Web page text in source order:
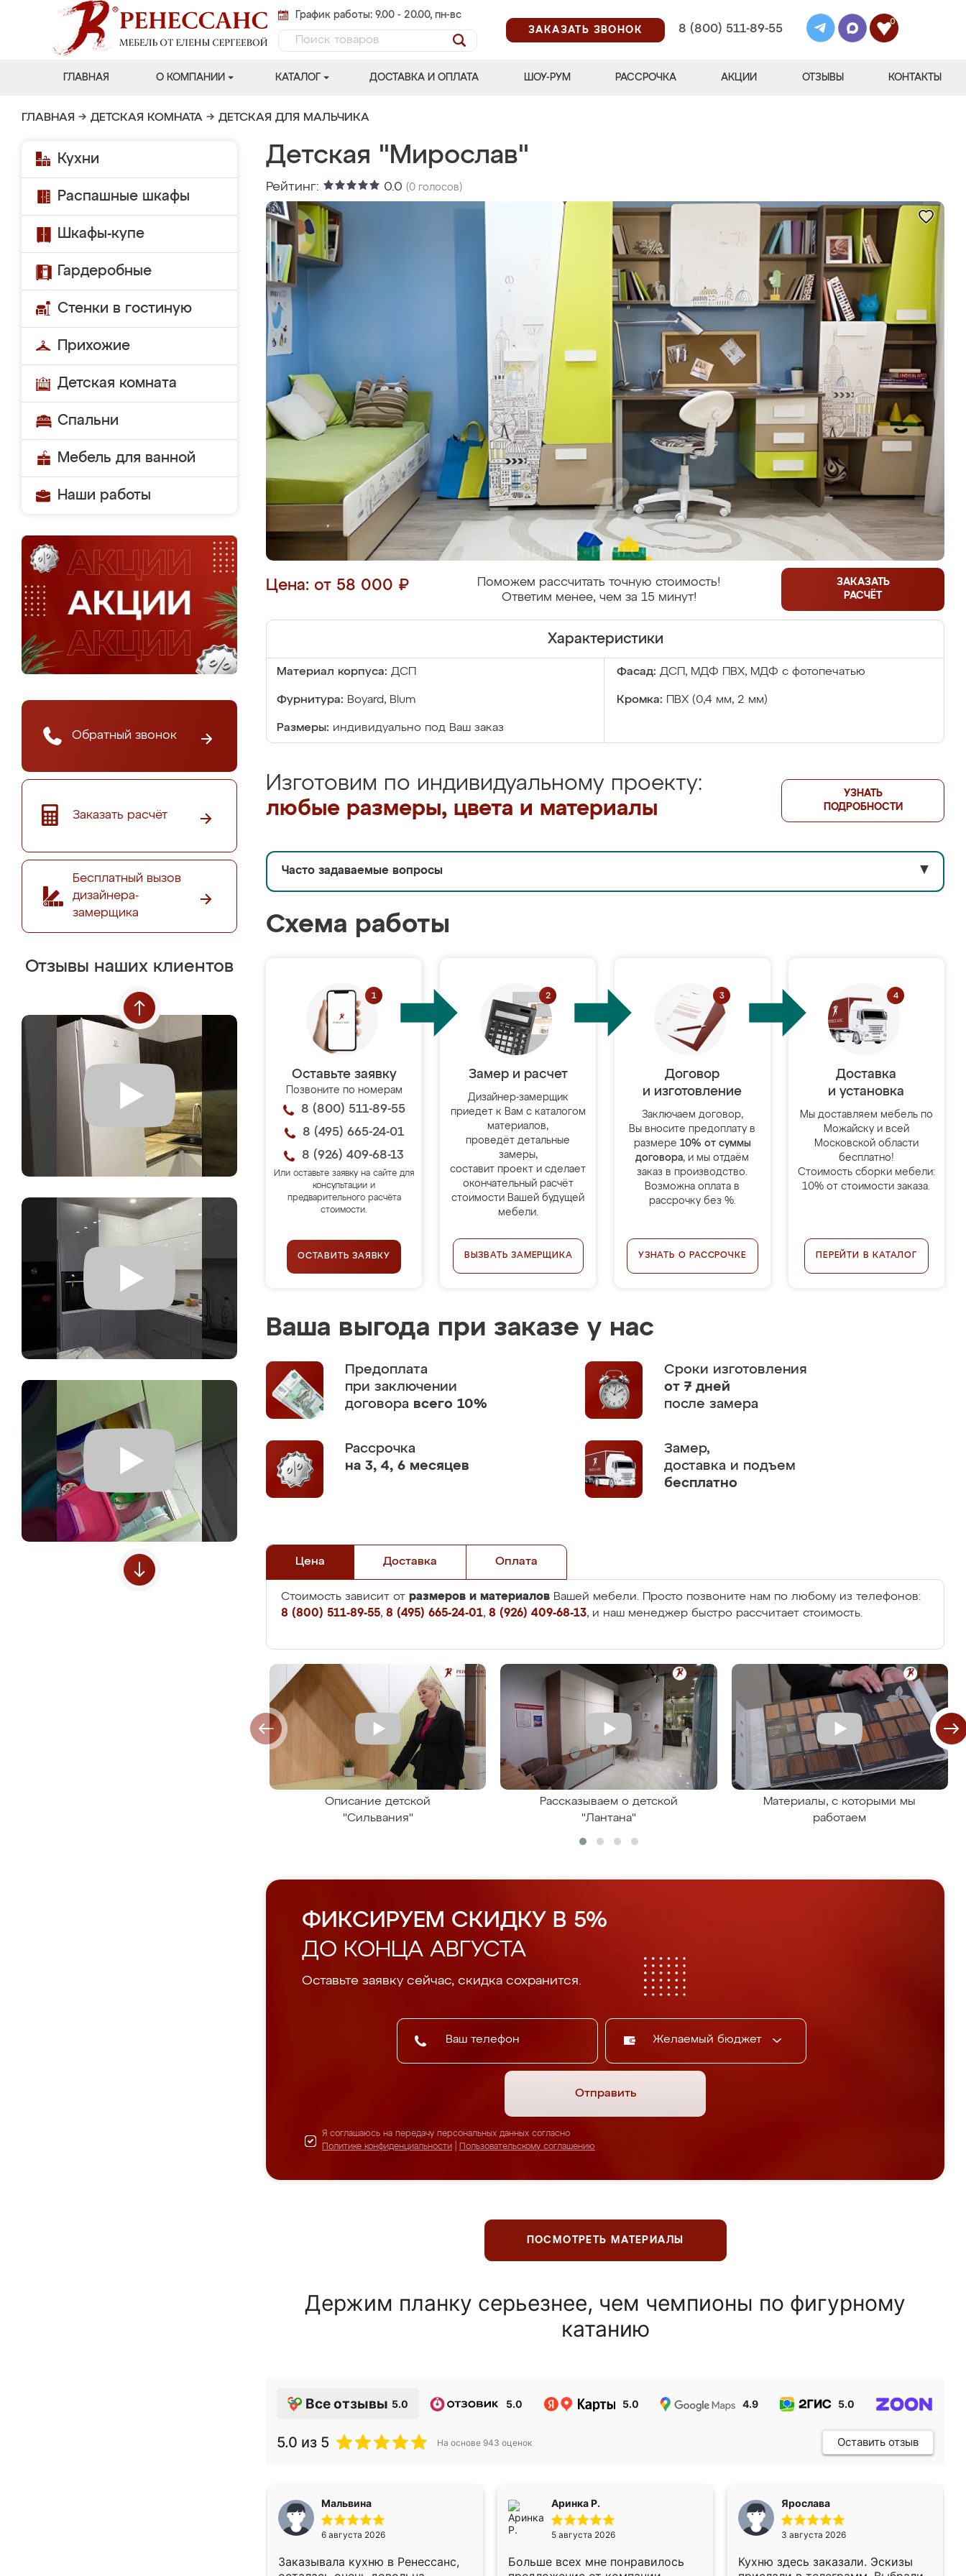
График работы: 9.00 - 20.00, пн-вс
ЗАКАЗАТЬ ЗВОНОК
8 (800) 511-89-55
0
ГЛАВНАЯ О КОМПАНИИ КАТАЛОГ ДОСТАВКА И ОПЛАТА ШОУ-РУМ РАССРОЧКА АКЦИИ ОТЗЫВЫ КОНТАКТЫ
ГЛАВНАЯ → ДЕТСКАЯ КОМНАТА → ДЕТСКАЯ ДЛЯ МАЛЬЧИКА
Кухни
Распашные шкафы
Шкафы-купе
Гардеробные
Стенки в гостиную
Прихожие
Детская комната
Спальни
Мебель для ванной
Наши работы
Обратный звонок
Заказать расчёт
Бесплатный вызов
дизайнера-
замерщика
Отзывы наших клиентов
Детская "Мирослав"
Рейтинг: 0.0 (0 голосов)
Цена: от 58 000 ₽
Поможем рассчитать точную стоимость!
Ответим менее, чем за 15 минут!
ЗАКАЗАТЬ
РАСЧЁТ
Характеристики
Материал корпуса: ДСП Фасад: ДСП, МДФ ПВХ, МДФ с фотопечатью
Фурнитура: Boyard, Blum Кромка: ПВХ (0,4 мм, 2 мм)
Размеры: индивидуально под Ваш заказ
Изготовим по индивидуальному проекту:
любые размеры, цвета и материалы
УЗНАТЬ
ПОДРОБНОСТИ
Часто задаваемые вопросы ▼
Схема работы
Оставьте заявку
Позвоните по номерам
8 (800) 511-89-55
8 (495) 665-24-01
8 (926) 409-68-13
Или оставьте заявку на сайте для
консультации и
предварительного расчёта
стоимости.
ОСТАВИТЬ ЗАЯВКУ
Замер и расчет
Дизайнер-замерщик
приедет к Вам с каталогом
материалов,
проведёт детальные
замеры,
составит проект и сделает
окончательный расчёт
стоимости Вашей будущей
мебели.
ВЫЗВАТЬ ЗАМЕРЩИКА
Договор
и изготовление
Заключаем договор,
Вы вносите предоплату в
размере 10% от суммы
договора, и мы отдаём
заказ в производство.
Возможна оплата в
рассрочку без %.
УЗНАТЬ О РАССРОЧКЕ
Доставка
и установка
Мы доставляем мебель по
Можайску и всей
Московской области
бесплатно!
Стоимость сборки мебели:
10% от стоимости заказа.
ПЕРЕЙТИ В КАТАЛОГ
Ваша выгода при заказе у нас
Предоплата
при заключении
договора всего 10%
Сроки изготовления
от 7 дней
после замера
Рассрочка
на 3, 4, 6 месяцев
Замер,
доставка и подъем
бесплатно
Цена Доставка Оплата
Стоимость зависит от размеров и материалов Вашей мебели. Просто позвоните нам по любому из телефонов:
8 (800) 511-89-55, 8 (495) 665-24-01, 8 (926) 409-68-13, и наш менеджер быстро рассчитает стоимость.
Описание детской
"Сильвания"
Рассказываем о детской
"Лантана"
Материалы, с которыми мы
работаем
ФИКСИРУЕМ СКИДКУ В 5%
ДО КОНЦА АВГУСТА
Оставьте заявку сейчас, скидка сохранится.
Желаемый бюджет
Отправить
Я соглашаюсь на передачу персональных данных согласно
Политике конфиденциальности
Пользовательскому соглашению
ПОСМОТРЕТЬ МАТЕРИАЛЫ
Держим планку серьезнее, чем чемпионы по фигурному
катанию
Все отзывы 5.0 5.0 5.0 4.9 5.0
5.0 из 5 На основе 943 оценок Оставить отзыв
Мальвина
6 августа 2026
Заказывала кухню в Ренессанс,
Аринка Р.
5 августа 2026
Больше всех мне понравилось
Ярослава
3 августа 2026
Кухню здесь заказали. Эскизы